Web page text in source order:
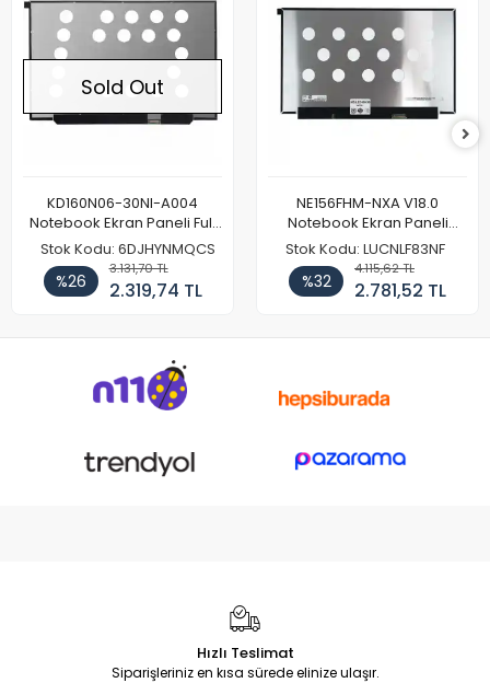
Sold Out
KD160N06-30NI-A004
Notebook Ekran Paneli Full
HD
Stok Kodu: 6DJHYNMQCS
%26
3.131,70 TL
2.319,74 TL
NE156FHM-NXA V18.0
Notebook Ekran Paneli
144Hz
Stok Kodu: LUCNLF83NF
%32
4.115,62 TL
2.781,52 TL
Hızlı Teslimat
Siparişleriniz en kısa sürede elinize ulaşır.